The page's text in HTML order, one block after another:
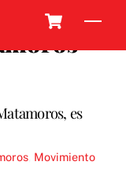
es
Movimiento